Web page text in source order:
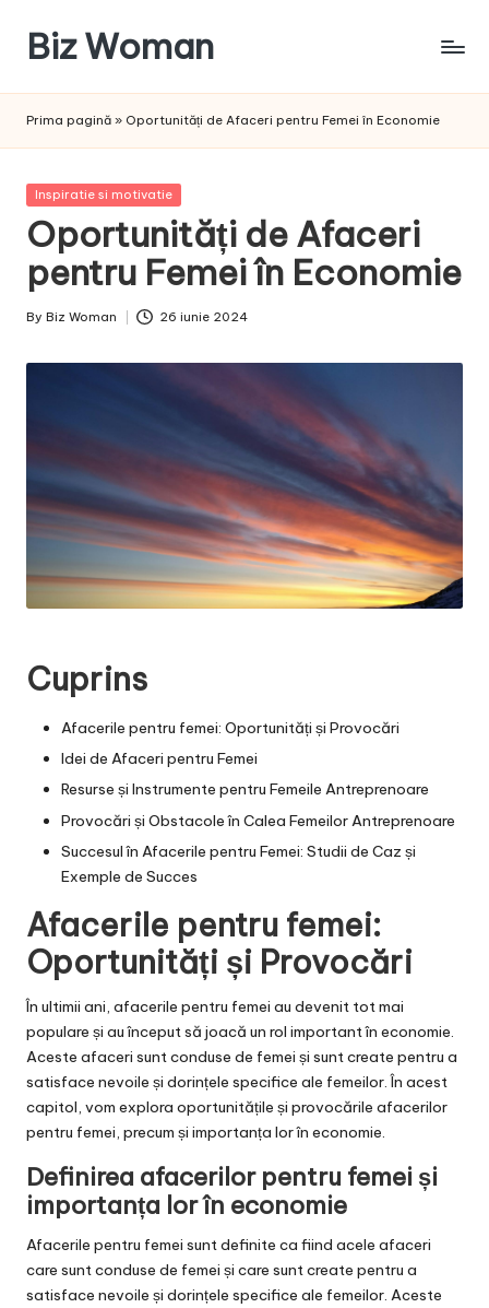
content
Biz Woman
succesul
Prima pagină » Oportunități de Afaceri pentru Femei în Economie
Posted
Inspiratie si motivatie
Oportunități de Afaceri
pentru Femei în Economie
Posted
By Biz Woman 26 iunie 2024
Cuprins
Afacerile pentru femei: Oportunități și Provocări
Idei de Afaceri pentru Femei
Resurse și Instrumente pentru Femeile Antreprenoare
Provocări și Obstacole în Calea Femeilor Antreprenoare
Succesul în Afacerile pentru Femei: Studii de Caz și
Exemple de Succes
Afacerile pentru femei:
Oportunități și Provocări
În ultimii ani, afacerile pentru femei au devenit tot mai
populare și au început să joacă un rol important în economie.
Aceste afaceri sunt conduse de femei și sunt create pentru a
satisface nevoile și dorințele specifice ale femeilor. În acest
capitol, vom explora oportunitățile și provocările afacerilor
pentru femei, precum și importanța lor în economie.
Definirea afacerilor pentru femei și
importanța lor în economie
Afacerile pentru femei sunt definite ca fiind acele afaceri
care sunt conduse de femei și care sunt create pentru a
satisface nevoile și dorințele specifice ale femeilor. Aceste